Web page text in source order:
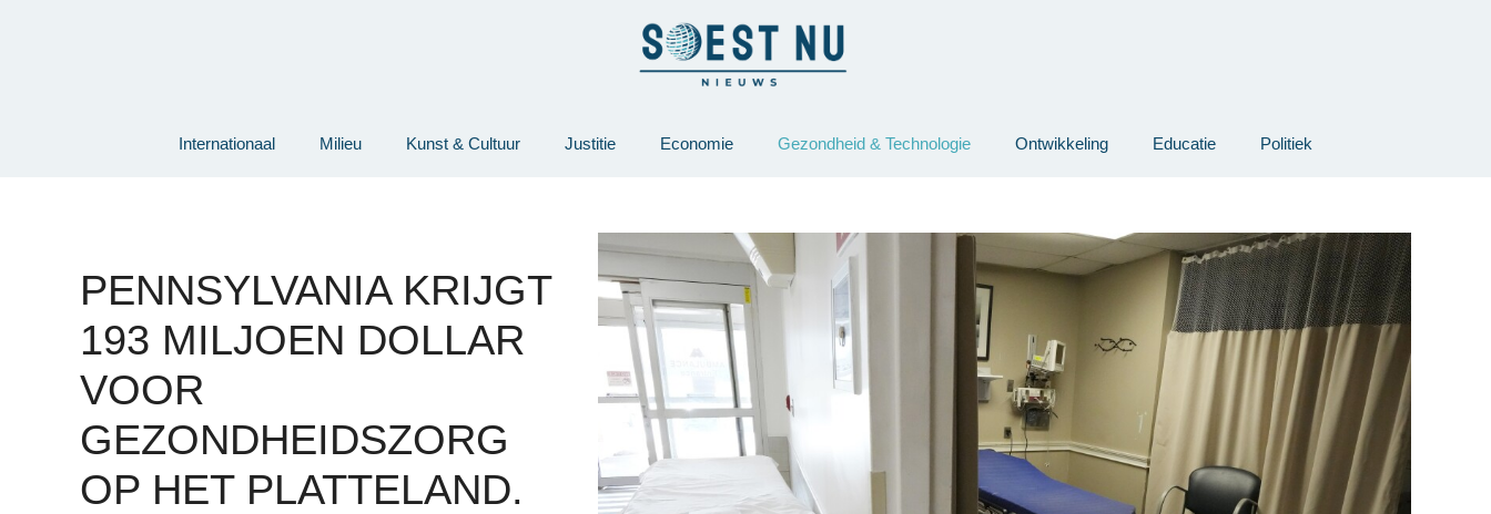
Internationaal Milieu Kunst & Cultuur Justitie Economie Gezondheid & Technologie Ontwikkeling Educatie Politiek
PENNSYLVANIA KRIJGT
193 MILJOEN DOLLAR
VOOR
GEZONDHEIDSZORG
OP HET PLATTELAND.